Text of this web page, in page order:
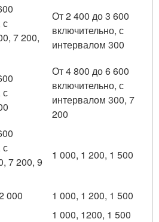
с
7 200,
От 2 400 до 3 600
включительно, с
интервалом 300
с
От 4 800 до 6 600
включительно, с
интервалом 300, 7
200
с
7 200, 9
1 000, 1 200, 1 500
000
1 000, 1 200, 1 500
1 000, 1200, 1 500